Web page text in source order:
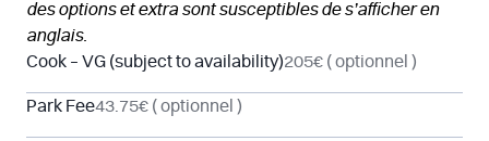
des options et extra sont susceptibles de s’afficher en
anglais.
Cook – VG (subject to availability)205€ ( optionnel )
Park Fee43.75€ ( optionnel )